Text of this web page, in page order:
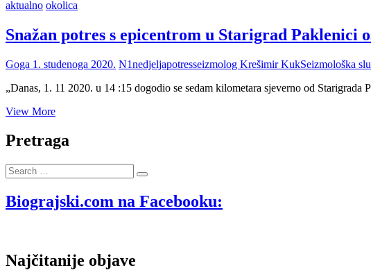
aktualno okolica
Snažan potres s epicentrom u Starigrad Paklenici
Goga 1. studenoga 2020. N1nedjeljapotresseizmolog Krešimir KukSeizmološka
„Danas, 1. 11 2020. u 14 :15 dogodio se sedam kilometara sjeverno od
View MoreSnažan
s
epicentrom
osjetio
se
Biogradu
Pretraga
Search
…
Biograjski.com na Facebooku:
Najčitanije objave